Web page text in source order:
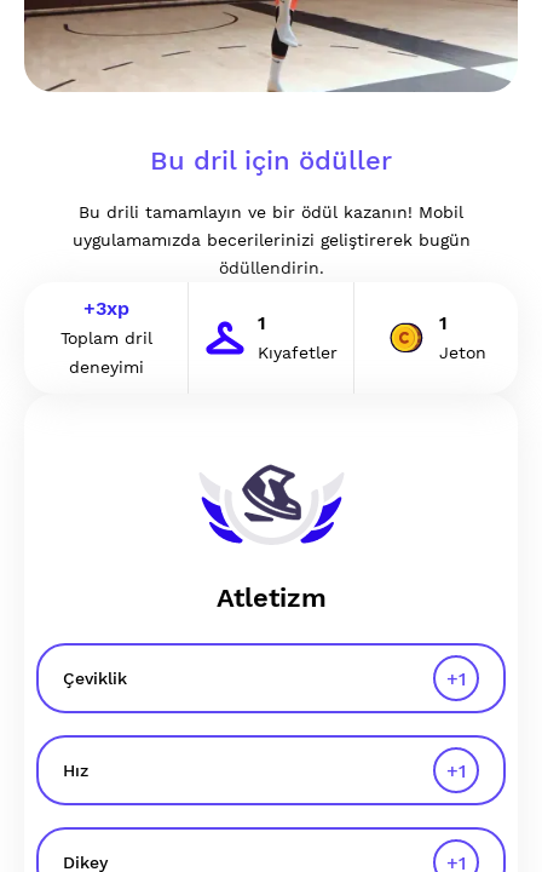
Bu dril için ödüller
Bu drili tamamlayın ve bir ödül kazanın! Mobil
uygulamamızda becerilerinizi geliştirerek bugün
ödüllendirin.
+3xp
Toplam dril
deneyimi
1
Kıyafetler
1
Jeton
Atletizm
Çeviklik +1
Hız +1
Dikey +1